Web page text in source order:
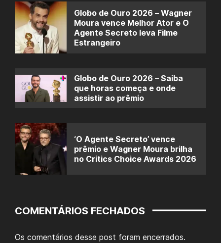
Globo de Ouro 2026 – Wagner
Moura vence Melhor Ator e O
Agente Secreto leva Filme
Estrangeiro
Globo de Ouro 2026 – Saiba
que horas começa e onde
assistir ao prêmio
‘O Agente Secreto’ vence
prêmio e Wagner Moura brilha
no Critics Choice Awards 2026
COMENTÁRIOS FECHADOS
Os comentários desse post foram encerrados.